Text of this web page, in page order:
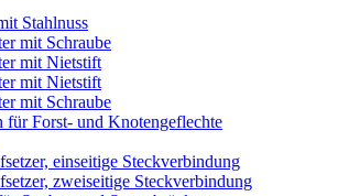
Stahlnuss
mit Schraube
mit Nietstift
mit Nietstift
mit Schraube
für Forst- und Knotengeflechte
einseitige Steckverbindung
zweiseitige Steckverbindung